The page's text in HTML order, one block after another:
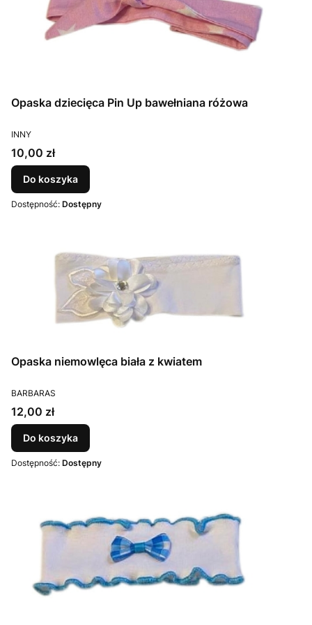
Opaska dziecięca Pin Up bawełniana różowa
PRODUCENT
INNY
Cena
10,00 zł
Do koszyka
Dostępność: Dostępny
Opaska niemowlęca biała z kwiatem
PRODUCENT
BARBARAS
Cena
12,00 zł
Do koszyka
Dostępność: Dostępny